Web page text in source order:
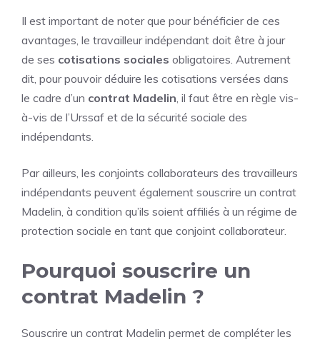
Il est important de noter que pour bénéficier de ces
avantages, le travailleur indépendant doit être à jour
de ses cotisations sociales obligatoires. Autrement
dit, pour pouvoir déduire les cotisations versées dans
le cadre d’un contrat Madelin, il faut être en règle vis-
à-vis de l’Urssaf et de la sécurité sociale des
indépendants.
Par ailleurs, les conjoints collaborateurs des travailleurs
indépendants peuvent également souscrire un contrat
Madelin, à condition qu’ils soient affiliés à un régime de
protection sociale en tant que conjoint collaborateur.
Pourquoi souscrire un
contrat Madelin ?
Souscrire un contrat Madelin permet de compléter les